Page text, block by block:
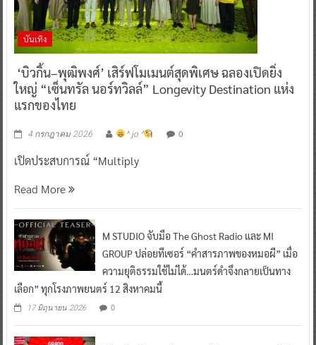
บันเทิง
‘บิวกิ้น–พุฒิพงศ์’ เสิร์ฟโมเมนต์สุดพิเศษ ฉลองเปิดยิ่ง
ใหญ่ “เซ็นทรัล นอร์ทวิลล์” Longevity Destination แห่ง
แรกของไทย
4 กรกฎาคม 2026 ^ jo ^ 0
เปิดประสบการณ์ “Multiply
Read More
M STUDIO จับมือ The Ghost Radio และ MI
GROUP ปล่อยทีเซอร์ “คำสารภาพของหมอผี” เมื่อ
ความยุติธรรมใช้ไม่ได้…มนตร์ดำจึงกลายเป็นทาง
เลือก” ทุกโรงภาพยนตร์ 12 สิงหาคมนี้
17 มิถุนายน 2026 0